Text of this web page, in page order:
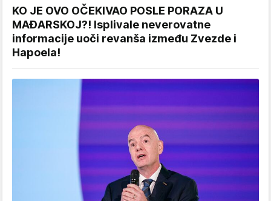
KO JE OVO OČEKIVAO POSLE PORAZA U
MAĐARSKOJ?! Isplivale neverovatne
informacije uoči revanša između Zvezde i
Hapoela!